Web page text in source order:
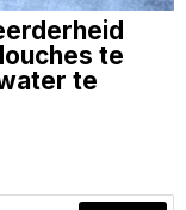
te
te